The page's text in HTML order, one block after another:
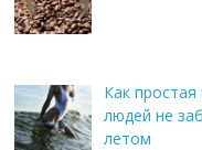
Как
людей не
летом